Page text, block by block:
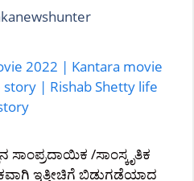
ಸಾಂಪ್ರದಾಯಿಕ /ಸಾಂಸ್ಕೃತಿಕ
ಇತ್ತೀಚಿಗೆ ಬಿಡುಗಡೆಯಾದ